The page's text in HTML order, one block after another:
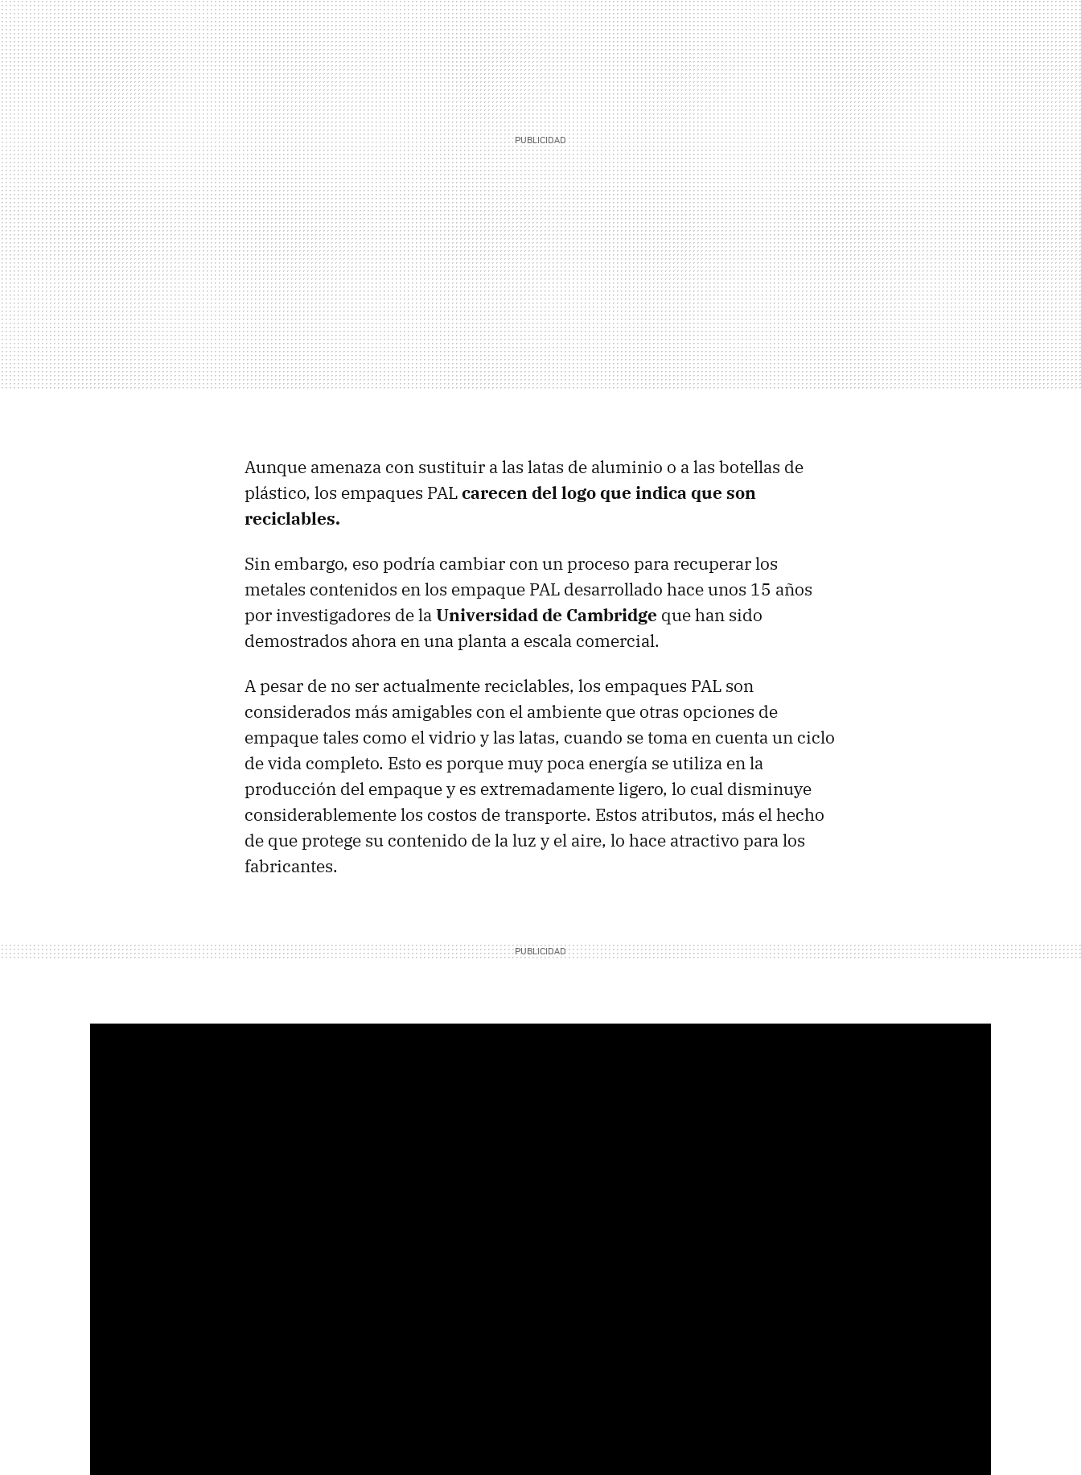
Aunque amenaza con sustituir a las latas de aluminio o a las botellas de
plástico, los empaques PALcarecen del logo que indica que son
reciclables.
Sin embargo, eso podría cambiar con un proceso para recuperar los
metales contenidos en los empaque PAL desarrollado hace unos 15 años
por investigadores de laUniversidad de Cambridge que han sido
demostrados ahora en una planta a escala comercial.
A pesar de no ser actualmente reciclables, los empaques PAL son
considerados más amigables con el ambiente que otras opciones de
empaque tales como el vidrio y las latas, cuando se toma en cuenta un ciclo
de vida completo. Esto es porque muy poca energía se utiliza en la
producción del empaque y es extremadamente ligero, lo cual disminuye
considerablemente los costos de transporte. Estos atributos, más el hecho
de que protege su contenido de la luz y el aire, lo hace atractivo para los
fabricantes.